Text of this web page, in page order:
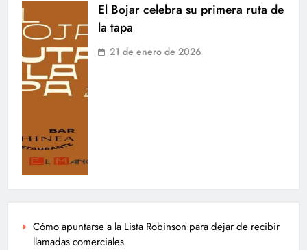
Cómo apuntarse a la Lista Robinson para dejar de recibir
llamadas comerciales
El Bojar celebra su primera ruta de
la tapa
21 de enero de 2026